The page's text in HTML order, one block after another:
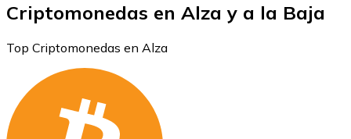
Criptomonedas en Alza y a la Baja
Top Criptomonedas en Alza